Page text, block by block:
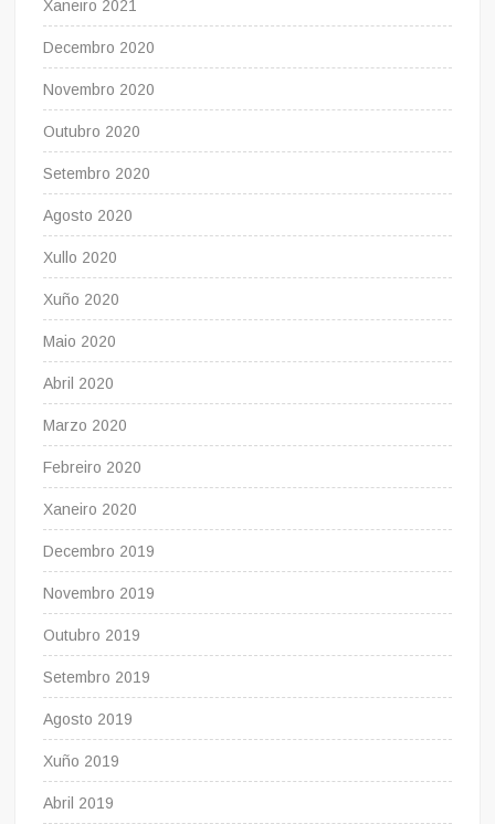
Xaneiro 2021
Decembro 2020
Novembro 2020
Outubro 2020
Setembro 2020
Agosto 2020
Xullo 2020
Xuño 2020
Maio 2020
Abril 2020
Marzo 2020
Febreiro 2020
Xaneiro 2020
Decembro 2019
Novembro 2019
Outubro 2019
Setembro 2019
Agosto 2019
Xuño 2019
Abril 2019